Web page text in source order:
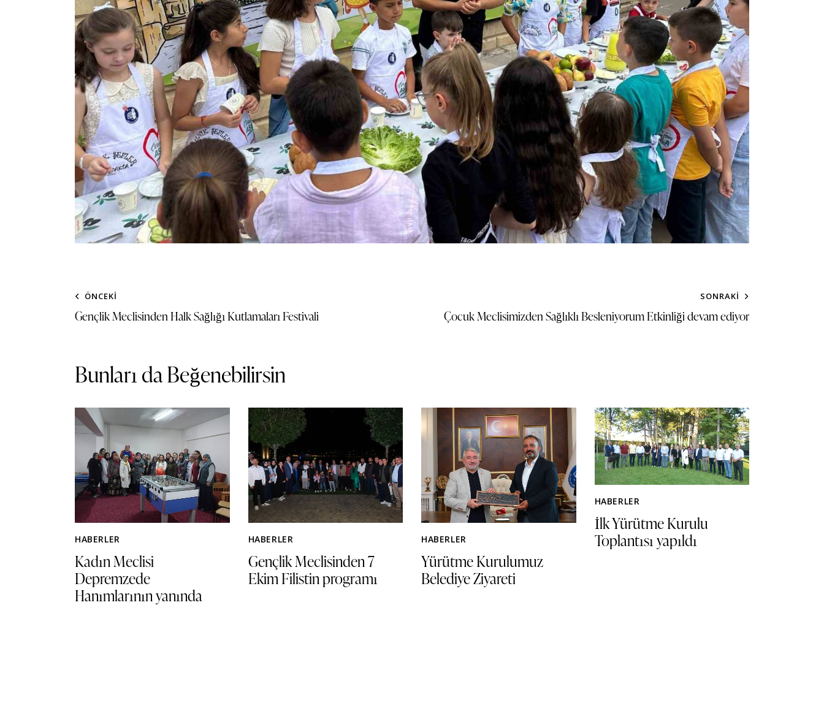
ÖNCEKI
Gençlik Meclisinden Halk Sağlığı Kutlamaları Festivali
SONRAKI
Çocuk Meclisimizden Sağlıklı Besleniyorum Etkinliği devam ediyor
Bunları da Beğenebilirsin
HABERLER
Kadın Meclisi
Depremzede
Hanımlarının yanında
HABERLER
Gençlik Meclisinden 7
Ekim Filistin programı
HABERLER
Yürütme Kurulumuz
Belediye Ziyareti
HABERLER
İlk Yürütme Kurulu
Toplantısı yapıldı